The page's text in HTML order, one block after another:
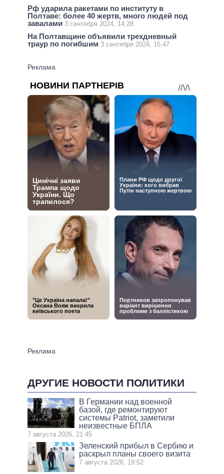
Рф ударила ракетами по институту в
Полтаве: более 40 жертв, много людей под
завалами 3 сентября 2024, 14:28
На Полтавщине объявили трехдневный
траур по погибшим 3 сентября 2024, 15:47
ДРУГИЕ НОВОСТИ ПОЛИТИКИ
В Германии над военной
базой, где ремонтируют
системы Patriot, заметили
неизвестные БПЛА
7 августа 2026, 21:45
Зеленский прибыл в Сербию и
раскрыл планы своего визита
7 августа 2026, 19:52